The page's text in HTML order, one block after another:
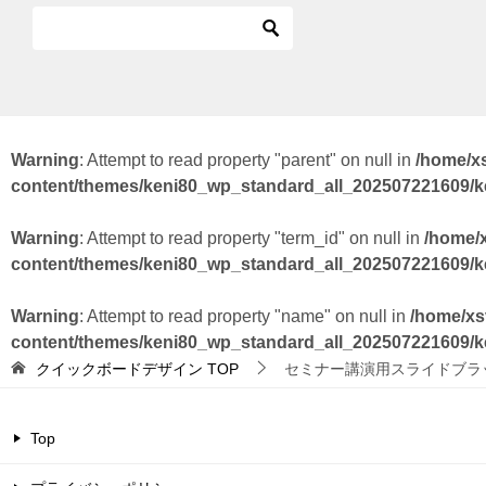
Warning: Attempt to read property "parent" on null in /home/
content/themes/keni80_wp_standard_all_202507221609/
Warning: Attempt to read property "term_id" on null in /home/
content/themes/keni80_wp_standard_all_202507221609/
Warning: Attempt to read property "name" on null in /home/
content/themes/keni80_wp_standard_all_202507221609/
クイックボードデザイン TOP セミナー講演用スライドブ
Top